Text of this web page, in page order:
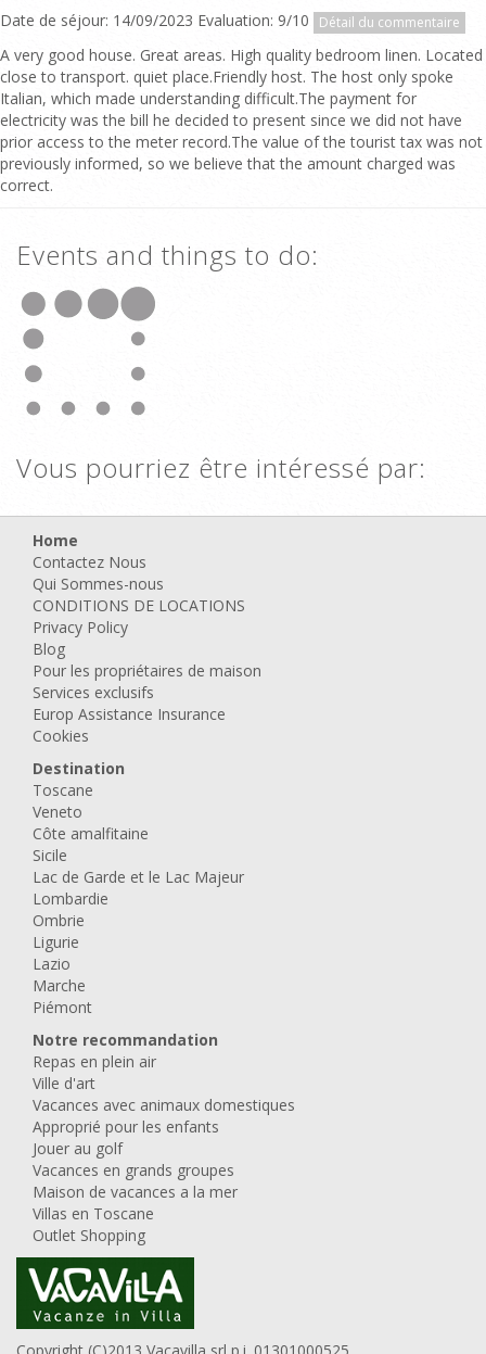
Date de séjour: 14/09/2023 Evaluation: 9/10
Détail du commentaire
A very good house. Great areas. High quality bedroom linen. Located
close to transport. quiet place.Friendly host. The host only spoke
Italian, which made understanding difficult.The payment for
electricity was the bill he decided to present since we did not have
prior access to the meter record.The value of the tourist tax was not
previously informed, so we believe that the amount charged was
correct.
Events and things to do:
Vous pourriez être intéressé par:
Home
Contactez Nous
Qui Sommes-nous
CONDITIONS DE LOCATIONS
Privacy Policy
Blog
Pour les propriétaires de maison
Services exclusifs
Europ Assistance Insurance
Cookies
Destination
Toscane
Veneto
Côte amalfitaine
Sicile
Lac de Garde et le Lac Majeur
Lombardie
Ombrie
Ligurie
Lazio
Marche
Piémont
Notre recommandation
Repas en plein air
Ville d'art
Vacances avec animaux domestiques
Approprié pour les enfants
Jouer au golf
Vacances en grands groupes
Maison de vacances a la mer
Villas en Toscane
Outlet Shopping